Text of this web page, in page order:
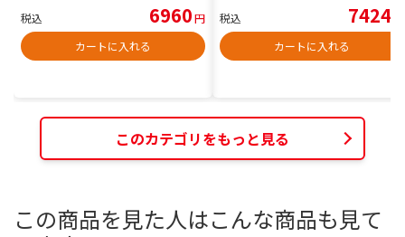
税込 6960円
カートに入れる
税込 7424
カートに入れる
このカテゴリをもっと見る
この商品を見た人はこんな商品も見て